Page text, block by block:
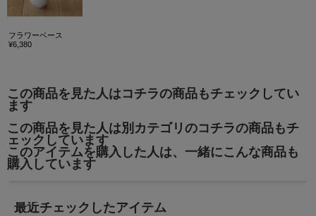
フラワーベース
¥6,380
この商品を見た人はコチラの商品もチェックしてい
ます
この商品を見た人は別カテゴリのコチラの商品もチ
ェックしています
このアイテムを購入した人は、一緒にこんな商品も
購入しています
最近チェックしたアイテム